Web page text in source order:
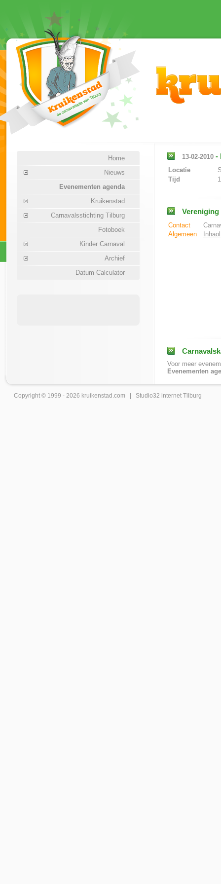
Home
Nieuws
Evenementen agenda
Kruikenstad
Carnavalsstichting Tilburg
Fotoboek
Kinder Carnaval
Archief
Datum Calculator
13-02-2010 -
Locatie
Tijd
Vereniging
Contact
Algemeen
Inhaol
Voor meer
Evenementen
Copyright © 1999 - 2026 kruikenstad .com | Studio32 internet Tilburg